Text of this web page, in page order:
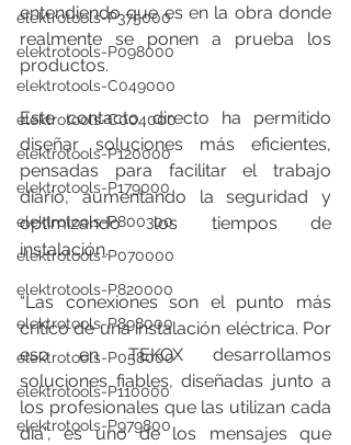
elektrotools-P375000
elektrotools-P098000
elektrotools-C049000
elektrotools-C004000
elektrotools-P120000
elektrotools-P179000
elektrotools-P800300
elektrotools-P070000
elektrotools-P820000
elektrotools-P898000
elektrotools-P058000
elektrotools-P110000
elektrotools-P979800
entendiendo que es en la obra donde
realmente se ponen a prueba los
productos.
Este contacto directo ha permitido
diseñar soluciones más eficientes,
pensadas para facilitar el trabajo
diario, aumentando la seguridad y
optimizando los tiempos de
instalación.
“Las conexiones son el punto más
crítico de una instalación eléctrica. Por
eso en TEKOX desarrollamos
soluciones fiables, diseñadas junto a
los profesionales que las utilizan cada
día”, es uno de los mensajes que